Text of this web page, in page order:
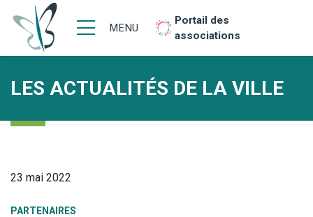
MENU
Portail des
associations
LES ACTUALITÉS DE LA VILLE
23 mai 2022
PARTENAIRES